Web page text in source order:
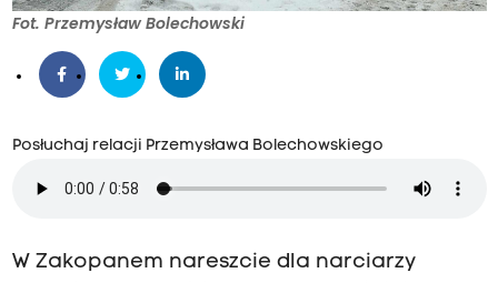
Fot. Przemysław Bolechowski
Posłuchaj relacji Przemysława Bolechowskiego
W Zakopanem nareszcie dla narciarzy